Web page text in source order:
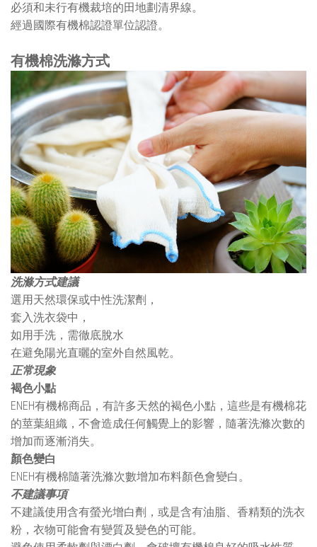
必須和未行有機裁培的田地劃清界線。
經過國際有機棉認證單位認證。
有機棉洗滌方式
洗滌方式建議
選用天然環保或中性洗潔劑，
套入洗衣袋中，
如用手洗，需徹底脫水
在避免陽光直曬的室外自然風乾。
正常現象
褐色小點
ENEH有機棉商品，有許多天然的褐色小點，這些是有機棉花
的莖葉組織，不會造成任何觸覺上的影響，隨著洗滌次數的
增加而逐漸消失。
顏色變白
ENEH有機棉隨著洗滌次數增加布料顏色會變白。
不建議事項
不建議使用含有螢光增白劑，或是含有油脂、香精類的洗衣
粉，衣物可能會有變質及變色的可能。